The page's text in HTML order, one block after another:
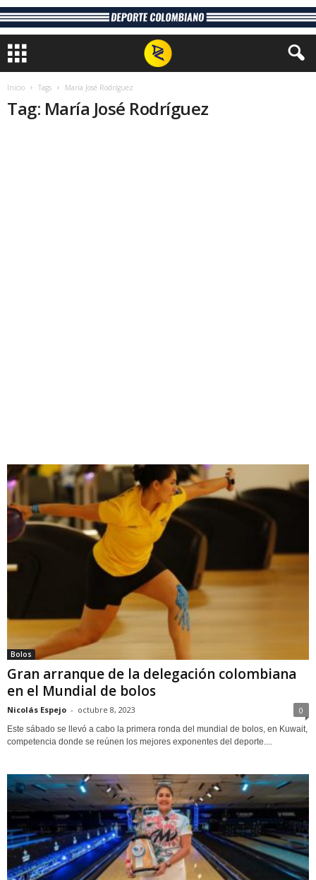
Inicio Tags María José Rodríguez
Tag: María José Rodríguez
Bolos
Gran arranque de la delegación colombiana
en el Mundial de bolos
Nicolás Espejo - octubre 8, 2023 0
Este sábado se llevó a cabo la primera ronda del mundial de bolos, en Kuwait,
competencia donde se reúnen los mejores exponentes del deporte....